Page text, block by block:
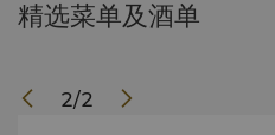
精选菜单及酒单
2/2